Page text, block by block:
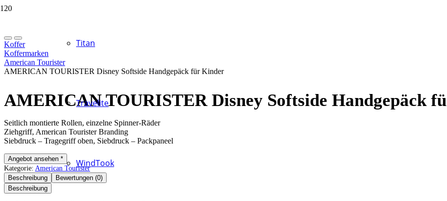
Titan
Travelite
WindTook
Koffer
Koffermarken
American Tourister
AMERICAN TOURISTER Disney Softside Handgepäck für Kinder
AMERICAN TOURISTER Disney Softside Handgepäck
Seitlich montierte Rollen, einzelne Spinner-Räder
Ziehgriff, American Tourister Branding
Siebdruck – Tragegriff oben, Siebdruck – Packpaneel
Angebot ansehen *
Kategorie: American Tourister
Beschreibung
Bewertungen (0)
Beschreibung